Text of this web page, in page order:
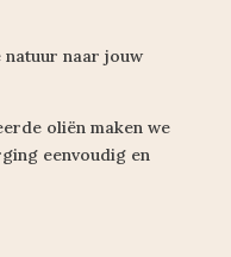
naar jouw
oliën maken we
eenvoudig en